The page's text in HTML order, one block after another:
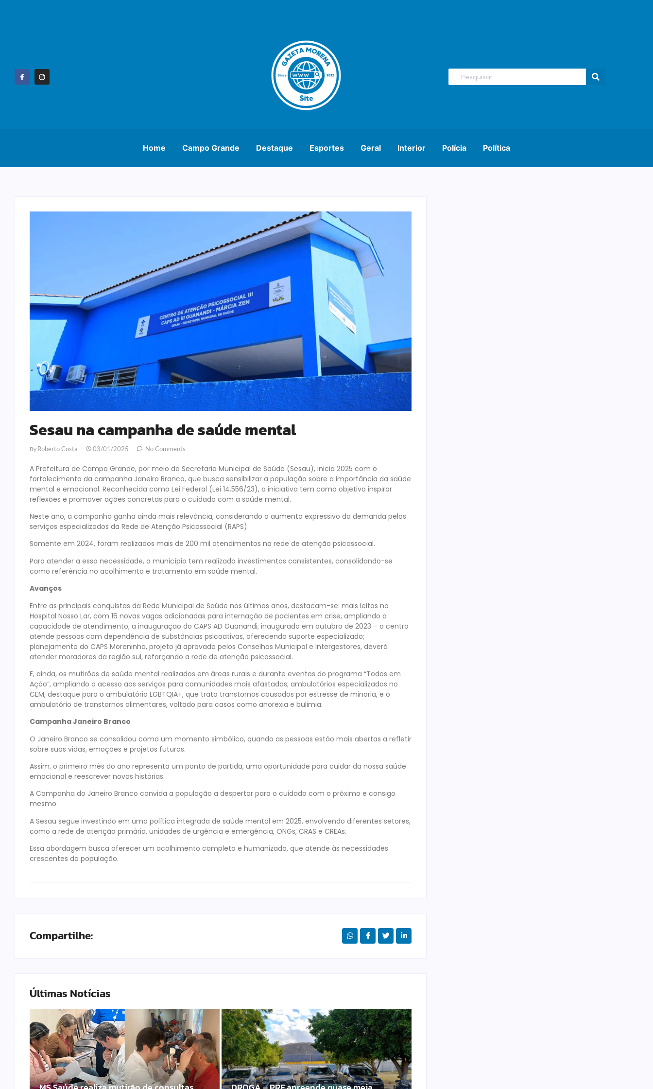
Home Campo Grande Destaque Esportes Geral Interior Polícia Política
Sesau na campanha de saúde mental
By Roberto Costa 03/01/2025 No Comments
A Prefeitura de Campo Grande, por meio da Secretaria Municipal de Saúde (Sesau), inicia 2025 com o
fortalecimento da campanha Janeiro Branco, que busca sensibilizar a população sobre a importância da saúde
mental e emocional. Reconhecida como Lei Federal (Lei 14.556/23), a iniciativa tem como objetivo inspirar
reflexões e promover ações concretas para o cuidado com a saúde mental.
Neste ano, a campanha ganha ainda mais relevância, considerando o aumento expressivo da demanda pelos
serviços especializados da Rede de Atenção Psicossocial (RAPS).
Somente em 2024, foram realizados mais de 200 mil atendimentos na rede de atenção psicossocial.
Para atender a essa necessidade, o município tem realizado investimentos consistentes, consolidando-se
como referência no acolhimento e tratamento em saúde mental.
Avanços
Entre as principais conquistas da Rede Municipal de Saúde nos últimos anos, destacam-se: mais leitos no
Hospital Nosso Lar, com 16 novas vagas adicionadas para internação de pacientes em crise, ampliando a
capacidade de atendimento; a inauguração do CAPS AD Guanandi, inaugurado em outubro de 2023 – o centro
atende pessoas com dependência de substâncias psicoativas, oferecendo suporte especializado;
planejamento do CAPS Moreninha, projeto já aprovado pelos Conselhos Municipal e Intergestores, deverá
atender moradores da região sul, reforçando a rede de atenção psicossocial.
E, ainda, os mutirões de saúde mental realizados em áreas rurais e durante eventos do programa “Todos em
Ação”, ampliando o acesso aos serviços para comunidades mais afastadas; ambulatórios especializados no
CEM, destaque para o ambulatório LGBTQIA+, que trata transtornos causados por estresse de minoria, e o
ambulatório de transtornos alimentares, voltado para casos como anorexia e bulimia.
Campanha Janeiro Branco
O Janeiro Branco se consolidou como um momento simbólico, quando as pessoas estão mais abertas a refletir
sobre suas vidas, emoções e projetos futuros.
Assim, o primeiro mês do ano representa um ponto de partida, uma oportunidade para cuidar da nossa saúde
emocional e reescrever novas histórias.
A Campanha do Janeiro Branco convida a população a despertar para o cuidado com o próximo e consigo
mesmo.
A Sesau segue investindo em uma política integrada de saúde mental em 2025, envolvendo diferentes setores,
como a rede de atenção primária, unidades de urgência e emergência, ONGs, CRAS e CREAs.
Essa abordagem busca oferecer um acolhimento completo e humanizado, que atende às necessidades
crescentes da população.
Compartilhe:
Últimas Notícias